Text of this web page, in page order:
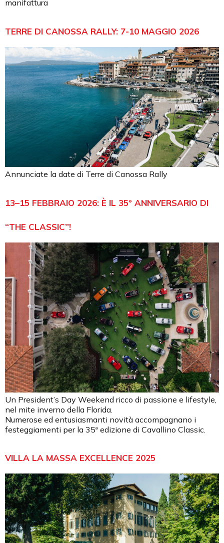
manifattura
TERRE DI CANOSSA RALLY: 7-10 MAGGIO 2026
Annunciate la date di Terre di Canossa Rally
13–15 FEBBRAIO 2026: È IL 35° ANNIVERSARIO DI
“THE CLASSIC”!
Un President’s Day Weekend ricco di passione e lifestyle,
nel mite inverno della Florida.
Numerose ed entusiasmanti novità accompagnano i
festeggiamenti per la 35ª edizione di Cavallino Classic.
VILLA LA MASSA EXCELLENCE 2025